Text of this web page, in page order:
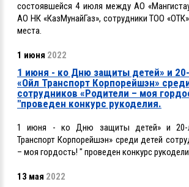
состоявшейся 4 июля между АО
АО НК «КазМунайГаз», сотрудники ТОО
места.
1 июня 2022
1 июня - ко Дню защиты детей» и
«Ойл Транспорт Корпорейшэн»
сотрудников «Родители – моя
"проведен конкурс рукоделия.
1 июня - ко Дню защиты детей» и 20-
Транспорт Корпорейшэн» среди детей
– моя гордость! " проведен конкурс
13 мая 2022